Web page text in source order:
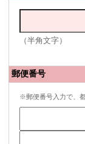
（半角文字）
郵便番号
※郵便番号入力で、